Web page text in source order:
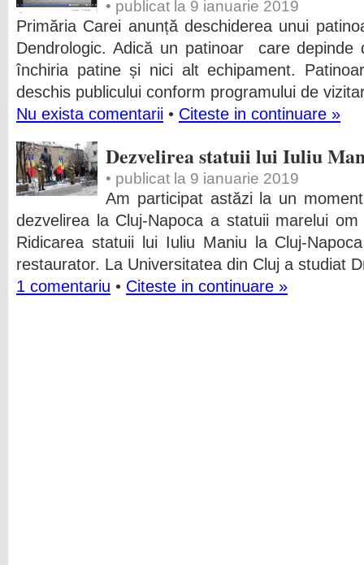
• publicat la 9 ianuarie 2019
Primăria Carei anunță deschiderea unui
Dendrologic. Adică un patinoar care
închiria patine și nici alt echipament.
deschis publicului conform programului de
Nu exista comentarii • Citeste in continuare »
Dezvelirea statuii lui Iuliu
• publicat la 9 ianuarie 2019
Am participat astăzi la un
dezvelirea la Cluj-Napoca a statuii marelui
Ridicarea statuii lui Iuliu Maniu la Cluj-
restaurator. La Universitatea din Cluj a studiat
1 comentariu • Citeste in continuare »